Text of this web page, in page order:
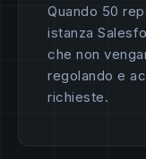
Quando 50
istanza
che non
regolando e
richieste.